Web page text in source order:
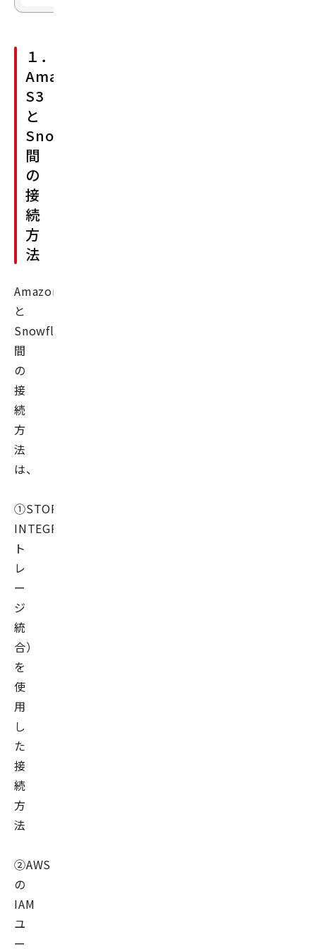
１．
Amazon
S3
と
Snowflake
間
の
接
続
方
法
AmazonS3
と
Snowflake
間
の
接
続
方
法
は、
①STORAGE
INTEGRATION（ス
ト
レ
ー
ジ
統
合）
を
使
用
し
た
接
続
方
法
②AWS
の
IAM
ユ
ー